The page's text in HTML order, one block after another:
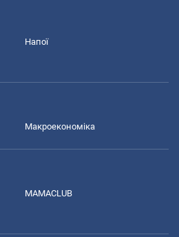
Напої
Макроекономіка
MAMACLUB